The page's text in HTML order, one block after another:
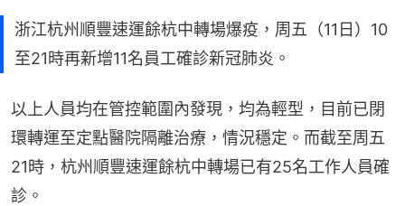
浙江杭州順豐速運餘杭中轉場爆疫，周五（11日）10
至21時再新增11名員工確診新冠肺炎。
以上人員均在管控範圍內發現，均為輕型，目前已閉
環轉運至定點醫院隔離治療，情況穩定。而截至周五
21時，杭州順豐速運餘杭中轉場已有25名工作人員確
診。